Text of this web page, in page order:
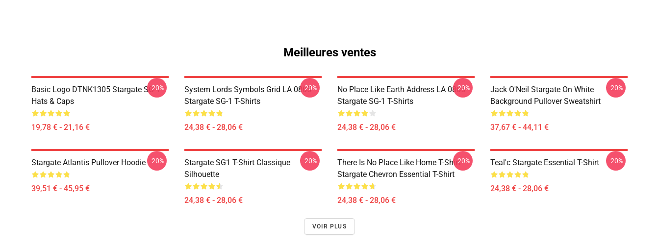
Meilleures ventes
Basic Logo DTNK1305 Stargate SG-1
Hats & Caps
19,78 € - 21,16 €
-20%
System Lords Symbols Grid LA 0805
Stargate SG-1 T-Shirts
24,38 € - 28,06 €
-20%
No Place Like Earth Address LA 0805
Stargate SG-1 T-Shirts
24,38 € - 28,06 €
-20%
Jack O'Neil Stargate On White
Background Pullover Sweatshirt
37,67 € - 44,11 €
-20%
Stargate Atlantis Pullover Hoodie
39,51 € - 45,95 €
-20%
Stargate SG1 T-Shirt Classique
Silhouette
24,38 € - 28,06 €
-20%
There Is No Place Like Home T-Shirt
Stargate Chevron Essential T-Shirt
24,38 € - 28,06 €
-20% Teal'c Stargate Essential T-Shirt
24,38 € - 28,06 €
-20%
VOIR PLUS